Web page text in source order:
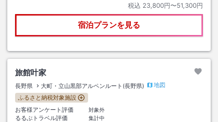
税込 23,800円〜51,300円
宿泊プランを見る
旅館叶家
長野県 大町・立山黒部アルペンルート(長野県)
地図
ふるさと納税対象施設
お客様アンケート評価
対象外
るるぶトラベル評価
集計中